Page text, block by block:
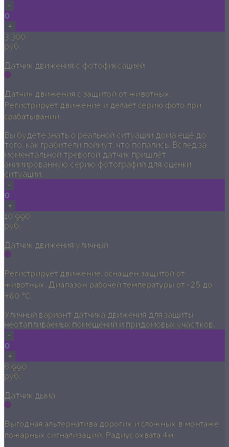
-
0
+
3 300
руб.
Датчик движения с фотофиксацией
Датчик движения с защитой от животных.
Регистрирует движение и делает серию фото при
срабатывании.
Вы будете знать о реальной ситуации дома ещё до
того, как грабители поймут, что попались. Вслед за
моментальной тревогой датчик пришлёт
анимированную серию фотографий для оценки
ситуации.
-
0
+
10 990
руб.
Датчик движения уличный
Регистрирует движение, оснащен защитой от
животных. Диапазон рабочей температуры от -25 до
+60 °C.
Уличный вариант датчика движения для защиты
неотапливаемых помещений и придомовых участков.
-
0
+
8 990
руб.
Датчик дыма
Выгодная альтернатива дорогих и сложных в монтаже
пожарных сигнализаций. Радиус охвата 4м